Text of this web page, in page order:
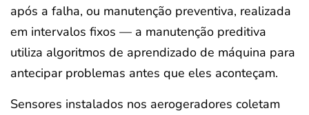
após a falha, ou manutenção preventiva, realizada
em intervalos fixos — a manutenção preditiva
utiliza algoritmos de aprendizado de máquina para
antecipar problemas antes que eles aconteçam.
Sensores instalados nos aerogeradores coletam